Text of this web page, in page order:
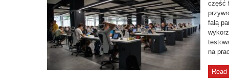
PRACODAWCY
STAWIAJĄ
NA
MODEL
HYBRYDOWY
część
falą
na